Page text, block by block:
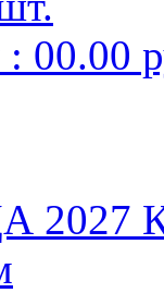
00.00
2027